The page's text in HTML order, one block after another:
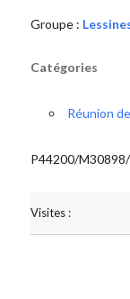
Groupe :
Catégories
Réunion
P44200/
Visites :